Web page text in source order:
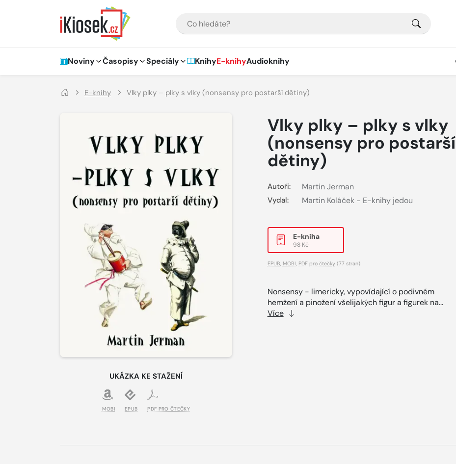
Hlavní navigace
Noviny Časopisy Speciály KnihyE-knihyAudioknihy
E-knihy Vlky plky – plky s vlky (nonsensy pro postarší dětiny)
UKÁZKA KE STAŽENÍ
MOBI EPUB PDF PRO ČTEČKY
Vlky plky – plky s vlky
(nonsensy pro postarší
dětiny)
Autoři: Martin Jerman
Vydal: Martin Koláček - E-knihy jedou
E-kniha
98 Kč
EPUB MOBI PDF pro čtečky(77 stran)
Nonsensy - limericky, vypovídající o podivném
hemžení a pinožení všelijakých figur a figurek na...
Více